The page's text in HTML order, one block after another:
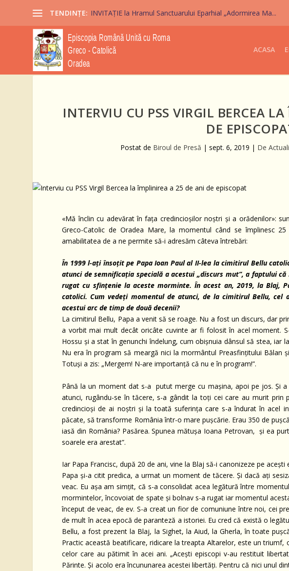
TENDINȚE: INVITAȚIE la Hramul Sanctuarului Eparhial „Adormirea Ma...
ACASA
INTERVIU CU PSS VIRGIL BERCEA
DE
Postat de Biroul de Presă | sept. 6, 2019 | De
«Mă înclin cu adevărat în fața credincioșilor noștri și a orădenilor»:
Greco-Catolic de Oradea Mare, la momentul când se împlinesc
amabilitatea de a ne permite să-i adresăm câteva întrebări:
În 1999 l-ați însoțit pe Papa Ioan Paul al II-lea la cimitirul Bellu
atunci de semnificația specială a acestui „discurs mut”, a faptului
rugat cu sfințenie la aceste morminte. În acest an, 2019, la Blaj,
catolici. Cum vedeți momentul de atunci, de la cimitirul Bellu, cel
acestui arc de timp de două decenii?
La cimitirul Bellu, Papa a venit să se roage. Nu a fost un discurs, dar
a vorbit mai mult decât oricâte cuvinte ar fi folosit în acel moment.
Hossu și a stat în genunchi îndelung, cum obișnuia dânsul să stea, iar
Nu era în program să meargă nici la mormântul Preasfințitului Bălan
Totuși a zis: „Mergem! N-are importanță că nu e în program!”.
Până la un moment dat s-a putut merge cu mașina, apoi pe jos. Și a
atunci, rugându-se în tăcere, s-a gândit la toți cei care au murit prin
credincioși de ai noștri și la toată suferința care s-a îndurat în acel
păcate, să transforme România într-o mare pușcărie. Erau 350 de
iasă din România? Pasărea. Spunea mătușa Ioana Petrovan, și ea
soarele era arestat”.
Iar Papa Francisc, după 20 de ani, vine la Blaj să-i canonizeze pe
Papa și-a citit predica, a urmat un moment de tăcere. Și dacă ați
veac. Eu așa am simțit, că s-a consolidat acea legătură între
mormintelor, încovoiat de spate și bolnav s-a rugat iar momentul
început de veac, de ev. S-a creat un fior de comuniune între noi, cei
de mult în acea epocă de paranteză a istoriei. Eu cred că există o
Bellu, a fost prezent la Blaj, la Sighet, la Aiud, la Gherla, în toate
Practic această beatificare, ridicare la treapta Altarelor, este un
celor care au pătimit în acei ani. „Acești episcopi v-au restituit
Părinte. Și acolo era încununarea acestei libertăți. Pentru că nici unul